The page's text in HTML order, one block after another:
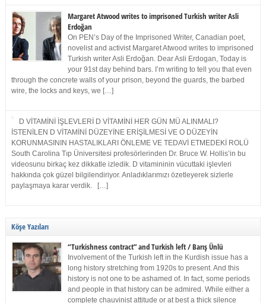
Margaret Atwood writes to imprisoned Turkish writer Asli
Erdoğan
On PEN’s Day of the Imprisoned Writer, Canadian poet,
novelist and activist Margaret Atwood writes to imprisoned
Turkish writer Asli Erdoğan. Dear Asli Erdogan, Today is
your 91st day behind bars. I’m writing to tell you that even
through the concrete walls of your prison, beyond the guards, the barbed
wire, the locks and keys, we […]
D VİTAMİNİ İŞLEVLERİ D VİTAMİNİ HER GÜN MÜ ALINMALI?
İSTENİLEN D VİTAMİNİ DÜZEYİNE ERİŞİLMESİ VE O DÜZEYİN
KORUNMASININ HASTALIKLARI ÖNLEME VE TEDAVİ ETMEDEKİ ROLÜ
South Carolina Tıp Üniversitesi profesörlerinden Dr. Bruce W. Hollis’in bu
videosunu birkaç kez dikkatle izledik. D vitamininin vücuttaki işlevleri
hakkında çok güzel bilgilendiriyor. Anladıklarımızı özetleyerek sizlerle
paylaşmaya karar verdik. […]
Köşe Yazıları
“Turkishness contract” and Turkish left / Barış Ünlü
Involvement of the Turkish left in the Kurdish issue has a
long history stretching from 1920s to present. And this
history is not one to be ashamed of. In fact, some periods
and people in that history can be admired. While either a
complete chauvinist attitude or at best a thick silence